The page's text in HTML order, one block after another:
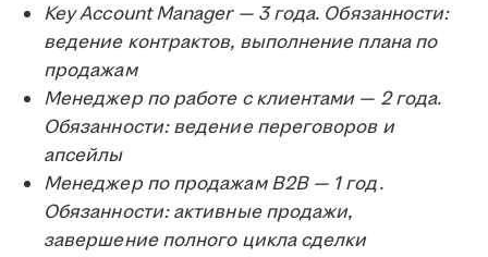
Key Account Manager — 3 года. Обязанности:
ведение контрактов, выполнение плана по
продажам
Менеджер по работе с клиентами — 2 года.
Обязанности: ведение переговоров и
апсейлы
Менеджер по продажам B2B — 1 год.
Обязанности: активные продажи,
завершение полного цикла сделки